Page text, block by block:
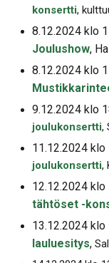
konsertti,
8.12.2024 klo
Joulushow,
8.12.2024 klo
9.12.2024 klo
joulukonsertti,
11.12.2024
joulukonsertti,
12.12.2024
tähtöset -
13.12.2024
lauluesitys,